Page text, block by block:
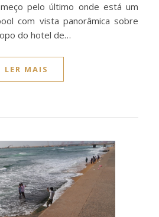
pelo último onde está um
com vista panorâmica sobre
do hotel de…
LER MAIS